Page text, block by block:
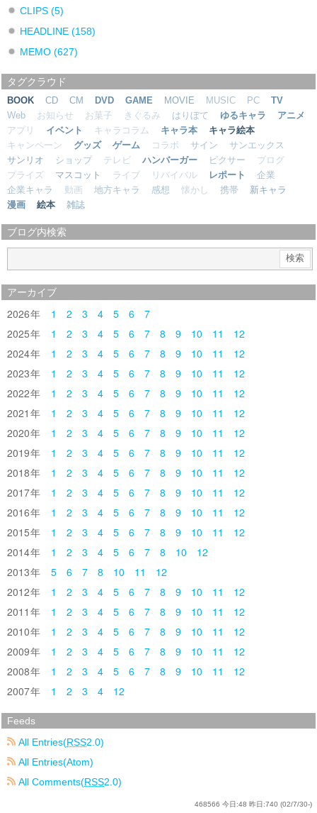
CLIPS (5)
HEADLINE (158)
MEMO (627)
タグクラウド
BOOK CD CM DVD GAME MOVIE MUSIC PC
TV
Web
お知らせ お菓子 きぐるみ はりぼて ゆるキャラ
アニメ
アプリ
イベント キャラコラム キャラ本
キャラ絵本
キャンペーン
グッズ ゲーム コラボ サイン
サンエックス
サンリオ
ショップ テレビ ハンバーガー ピクサー
ブログ
プライズ
マスコット ライブ リバイバル レポート
企業
企業キャラ
動画 地方キャラ 感想 懐かし 携帯
新キャラ
漫画
絵本 雑誌
ブログ内検索
アーカイブ
2026 1 2 3 4 5 6
7
2025
1 2 3 4 5 6 7 8 9 10 11
12
2024
1 2 3 4 5 6 7 8 9 10 11
12
2023
1 2 3 4 5 6 7 8 9 10 11
12
2022
1 2 3 4 5 6 7 8 9 10 11
12
2021
1 2 3 4 5 6 7 8 9 10 11
12
2020
1 2 3 4 5 6 7 8 9 10 11
12
2019
1 2 3 4 5 6 7 8 9 10 11
12
2018
1 2 3 4 5 6 7 8 9 10 11
12
2017
1 2 3 4 5 6 7 8 9 10 11
12
2016
1 2 3 4 5 6 7 8 9 10 11
12
2015
1 2 3 4 5 6 7 8 9 10 11
12
2014
1 2 3 4 5 6 7 8 10
12
2013
5 6 7 8 10 11
12
2012
1 2 3 4 5 6 7 8 9 10 11
12
2011
1 2 3 4 5 6 7 8 9 10 11
12
2010
1 2 3 4 5 6 7 8 9 10 11
12
2009
1 2 3 4 5 6 7 8 9 10 11
12
2008
1 2 3 4 5 6 7 8 9 10 11
12
2007
1 2 3 4 12
Feeds
All Entries(RSS2.0)
All Entries(Atom)
All Comments(RSS2.0)
468566 今日:48 昨日:740 (02/7/30-)